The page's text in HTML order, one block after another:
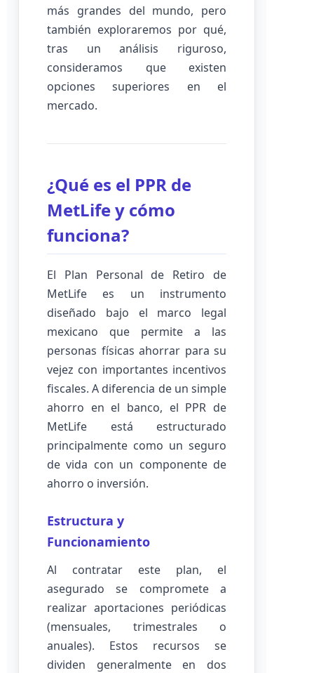
más grandes del mundo, pero
también exploraremos por qué,
tras un análisis riguroso,
consideramos que existen
opciones superiores en el
mercado.
¿Qué es el PPR de
MetLife y cómo
funciona?
El Plan Personal de Retiro de
MetLife es un instrumento
diseñado bajo el marco legal
mexicano que permite a las
personas físicas ahorrar para su
vejez con importantes incentivos
fiscales. A diferencia de un simple
ahorro en el banco, el PPR de
MetLife está estructurado
principalmente como un seguro
de vida con un componente de
ahorro o inversión.
Estructura y
Funcionamiento
Al contratar este plan, el
asegurado se compromete a
realizar aportaciones periódicas
(mensuales, trimestrales o
anuales). Estos recursos se
dividen generalmente en dos